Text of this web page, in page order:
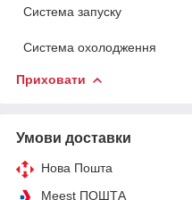
Система запуску
Система охолодження
Приховати
Умови доставки
Нова Пошта
Meest ПОШТА